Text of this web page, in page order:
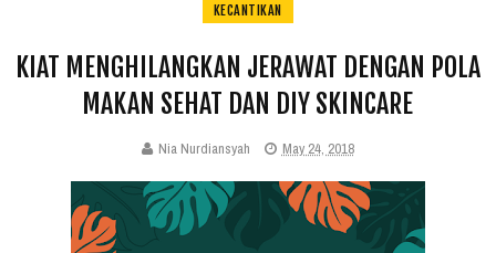
KECANTIKAN
KIAT MENGHILANGKAN JERAWAT DENGAN POLA
MAKAN SEHAT DAN DIY SKINCARE
Nia Nurdiansyah May 24, 2018